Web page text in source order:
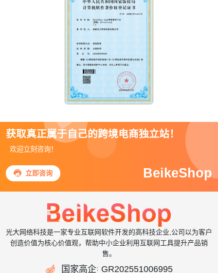
获取真正属于自己的跨境电商独立站！
欢迎立刻咨询！
 立即咨询 BeikeShop
光大网络科技是一家专业互联网软件开发的高科技企业,公司以为客户
创造价值为核心价值观，帮助中小企业利用互联网工具提升产品销
售。
 国家高企： GR202551006995